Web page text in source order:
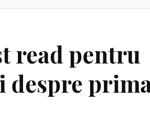
read pentru
despre